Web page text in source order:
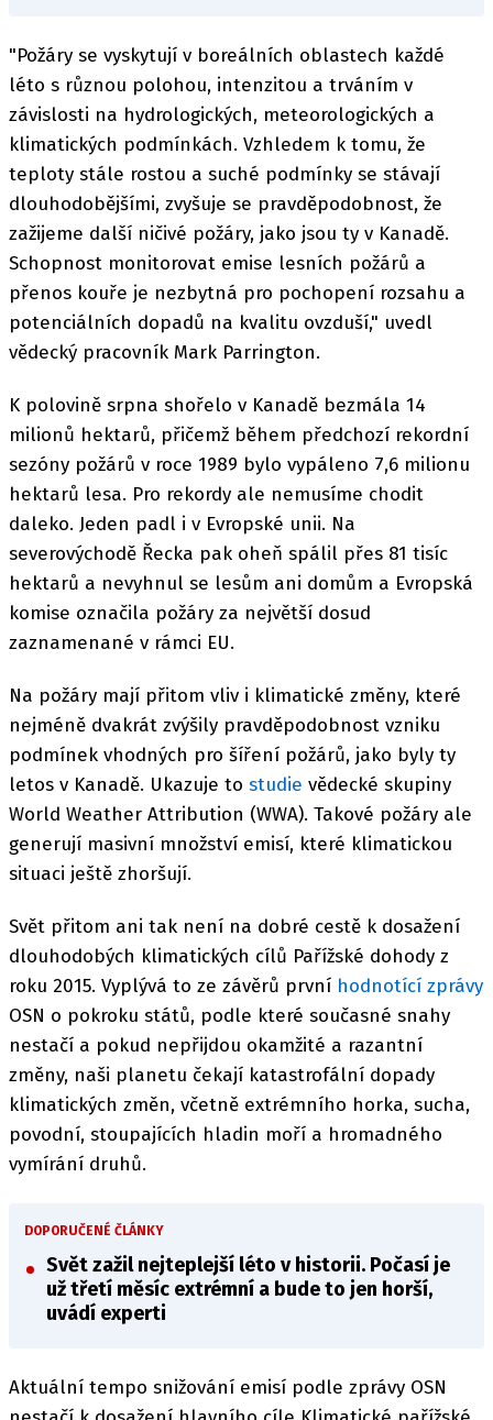
"Požáry se vyskytují v boreálních oblastech každé
léto s různou polohou, intenzitou a trváním v
závislosti na hydrologických, meteorologických a
klimatických podmínkách. Vzhledem k tomu, že
teploty stále rostou a suché podmínky se stávají
dlouhodobějšími, zvyšuje se pravděpodobnost, že
zažijeme další ničivé požáry, jako jsou ty v Kanadě.
Schopnost monitorovat emise lesních požárů a
přenos kouře je nezbytná pro pochopení rozsahu a
potenciálních dopadů na kvalitu ovzduší," uvedl
vědecký pracovník Mark Parrington.
K polovině srpna shořelo v Kanadě bezmála 14
milionů hektarů, přičemž během předchozí rekordní
sezóny požárů v roce 1989 bylo vypáleno 7,6 milionu
hektarů lesa. Pro rekordy ale nemusíme chodit
daleko. Jeden padl i v Evropské unii. Na
severovýchodě Řecka pak oheň spálil přes 81 tisíc
hektarů a nevyhnul se lesům ani domům a Evropská
komise označila požáry za největší dosud
zaznamenané v rámci EU.
Na požáry mají přitom vliv i klimatické změny, které
nejméně dvakrát zvýšily pravděpodobnost vzniku
podmínek vhodných pro šíření požárů, jako byly ty
letos v Kanadě. Ukazuje to studie vědecké skupiny
World Weather Attribution (WWA). Takové požáry ale
generují masivní množství emisí, které klimatickou
situaci ještě zhoršují.
Svět přitom ani tak není na dobré cestě k dosažení
dlouhodobých klimatických cílů Pařížské dohody z
roku 2015. Vyplývá to ze závěrů první hodnotící zprávy
OSN o pokroku států, podle které současné snahy
nestačí a pokud nepřijdou okamžité a razantní
změny, naši planetu čekají katastrofální dopady
klimatických změn, včetně extrémního horka, sucha,
povodní, stoupajících hladin moří a hromadného
vymírání druhů.
DOPORUČENÉ ČLÁNKY
Svět zažil nejteplejší léto v historii. Počasí je
už třetí měsíc extrémní a bude to jen horší,
uvádí experti
Aktuální tempo snižování emisí podle zprávy OSN